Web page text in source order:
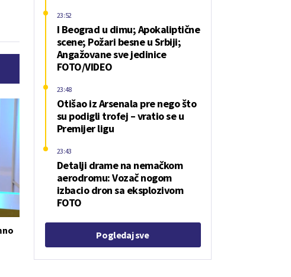
I Beograd u dimu; Apokaliptične
scene; Požari besne u Srbiji;
Angažovane sve jedinice
FOTO/VIDEO
23:52
Otišao iz Arsenala pre nego što
su podigli trofej – vratio se u
Premijer ligu
23:48
Detalji drame na nemačkom
aerodromu: Vozač nogom
izbacio dron sa eksplozivom
FOTO
23:43
Pogledaj sve